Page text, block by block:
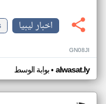
اخبار ليبيا
GN08JI
بوابة الوسط• alwasat.ly